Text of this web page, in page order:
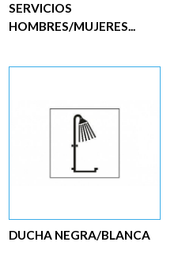
SERVICIOS
HOMBRES/MUJERES...
DUCHA NEGRA/BLANCA